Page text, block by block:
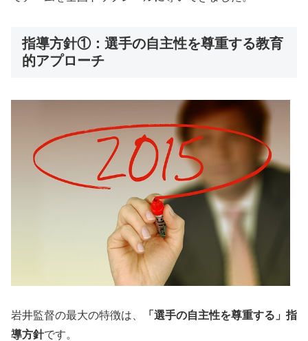
指導方針①：選手の自主性を尊重する教育
的アプローチ
岩井監督の最大の特徴は、
「選手の自主性を尊重する」指
導方針です。